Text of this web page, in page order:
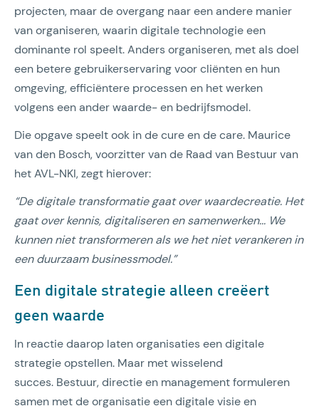
projecten, maar de overgang naar een andere manier
van organiseren, waarin digitale technologie een
dominante rol speelt. Anders organiseren, met als doel
een betere gebruikerservaring voor cliënten en hun
omgeving, efficiëntere processen en het werken
volgens een ander waarde- en bedrijfsmodel.
Die opgave speelt ook in de cure en de care. Maurice
van den Bosch, voorzitter van de Raad van Bestuur van
het AVL-NKI, zegt hierover:
“De digitale transformatie gaat over waardecreatie. Het
gaat over kennis, digitaliseren en samenwerken... We
kunnen niet transformeren als we het niet verankeren in
een duurzaam businessmodel.”
Een digitale strategie alleen creëert
geen waarde
In reactie daarop laten organisaties een digitale
strategie opstellen. Maar met wisselend
succes. Bestuur, directie en management formuleren
samen met de organisatie een digitale visie en